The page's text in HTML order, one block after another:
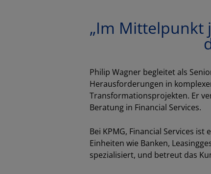
„Im Mittelpunkt
Philip Wagner begleitet als
Herausforderungen in
Transformationsprojekten. Er
Beratung in Financial Services.
Bei KPMG, Financial Services
Einheiten wie Banken,
spezialisiert, und betreut das